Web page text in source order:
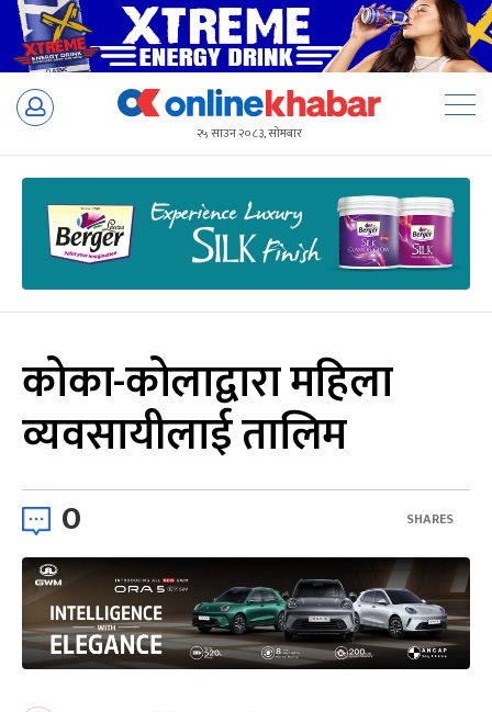
Skip
२५ साउन २०८३, सोमबार
कोका-कोलाद्वारा महिला
व्यवसायीलाई तालिम
0 SHARES